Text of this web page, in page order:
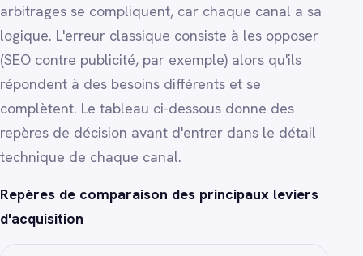
arbitrages se compliquent, car chaque canal a sa
logique. L'erreur classique consiste à les opposer
(SEO contre publicité, par exemple) alors qu'ils
répondent à des besoins différents et se
complètent. Le tableau ci-dessous donne des
repères de décision avant d'entrer dans le détail
technique de chaque canal.
Repères de comparaison des principaux leviers
d'acquisition